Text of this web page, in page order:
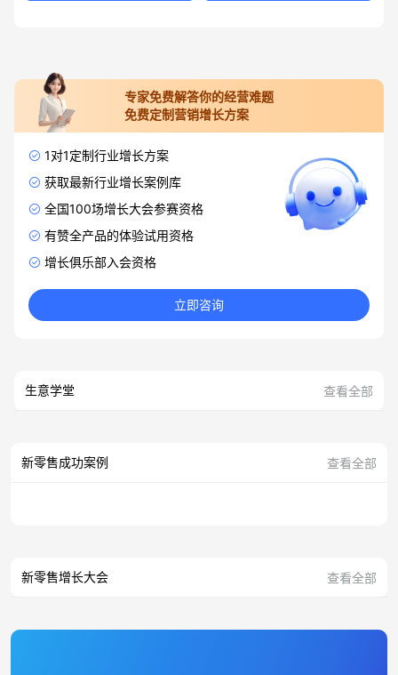
专家免费解答你的经营难题
免费定制营销增长方案
1对1定制行业增长方案
获取最新行业增长案例库
全国100场增长大会参赛资格
有赞全产品的体验试用资格
增长俱乐部入会资格
立即咨询
生意学堂 查看全部
新零售成功案例 查看全部
新零售增长大会 查看全部